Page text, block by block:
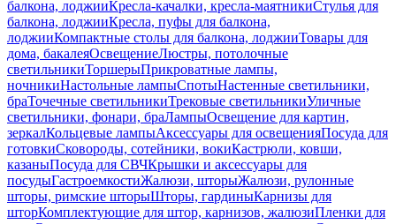
балкона, лоджииКресла-качалки, кресла-маятникиСтулья для
балкона, лоджииКресла, пуфы для балкона,
лоджииКомпактные столы для балкона, лоджииТовары для
дома, бакалеяОсвещениеЛюстры, потолочные
светильникиТоршерыПрикроватные лампы,
ночникиНастольные лампыСпотыНастенные светильники,
браТочечные светильникиТрековые светильникиУличные
светильники, фонари, браЛампыОсвещение для картин,
зеркалКольцевые лампыАксессуары для освещенияПосуда для
готовкиСковороды, сотейники, вокиКастрюли, ковши,
казаныПосуда для СВЧКрышки и аксессуары для
посудыГастроемкостиЖалюзи, шторыЖалюзи, рулонные
шторы, римские шторыШторы, гардиныКарнизы для
шторКомплектующие для штор, карнизов, жалюзиПленки для